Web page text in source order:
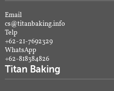
Email
cs@titanbaking.info
Telp
+62-21-7692329
WhatsApp
+62-818384826
Titan Baking